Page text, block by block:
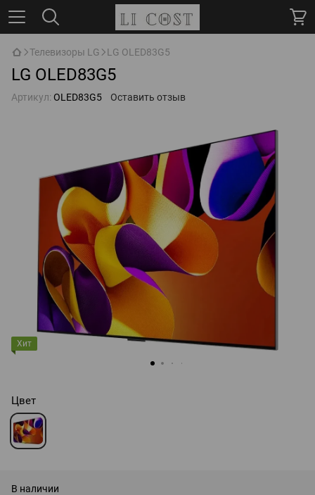
Телевизоры LG LG OLED83G5
LG OLED83G5
Артикул: OLED83G5 Оставить отзыв
Хит
Цвет
В наличии